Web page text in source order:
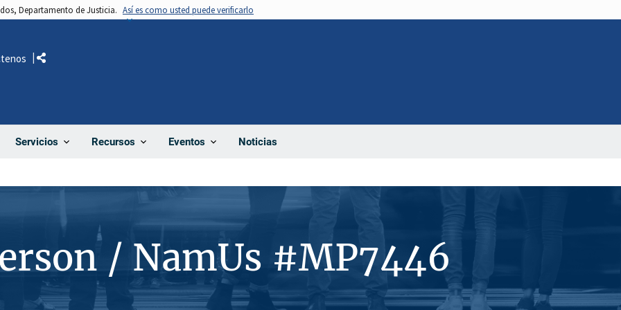
Departamento de Justicia. Así es como usted puede verificarlo
Servicios Recursos Eventos Noticias
Comparte
/ NamUs #MP7446